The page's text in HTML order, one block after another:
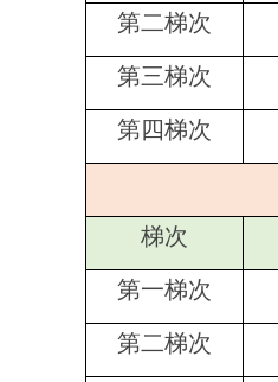
第二梯次
第三梯次
第四梯次
梯次
第一梯次
第二梯次